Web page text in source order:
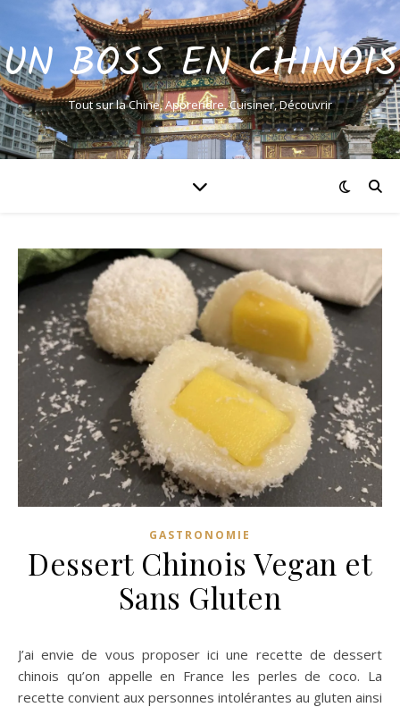
UN BOSS EN CHINOIS
Tout sur la Chine, Apprendre, Cuisiner, Découvrir
GASTRONOMIE
Dessert Chinois Vegan et
Sans Gluten
J’ai envie de vous proposer ici une recette de dessert
chinois qu’on appelle en France les perles de coco. La
recette convient aux personnes intolérantes au gluten ainsi